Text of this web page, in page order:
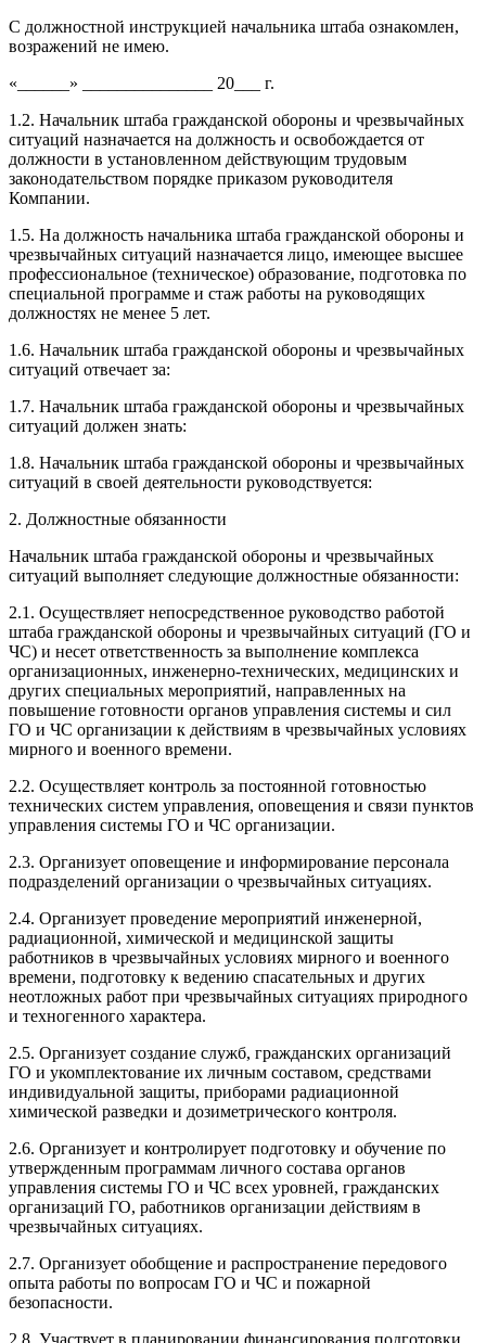
С должностной инструкцией начальника штаба ознакомлен,
возражений не имею.
«______» _______________ 20___ г.
1.2. Начальник штаба гражданской обороны и чрезвычайных
ситуаций назначается на должность и освобождается от
должности в установленном действующим трудовым
законодательством порядке приказом руководителя
Компании.
1.5. На должность начальника штаба гражданской обороны и
чрезвычайных ситуаций назначается лицо, имеющее высшее
профессиональное (техническое) образование, подготовка по
специальной программе и стаж работы на руководящих
должностях не менее 5 лет.
1.6. Начальник штаба гражданской обороны и чрезвычайных
ситуаций отвечает за:
1.7. Начальник штаба гражданской обороны и чрезвычайных
ситуаций должен знать:
1.8. Начальник штаба гражданской обороны и чрезвычайных
ситуаций в своей деятельности руководствуется:
2. Должностные обязанности
Начальник штаба гражданской обороны и чрезвычайных
ситуаций выполняет следующие должностные обязанности:
2.1. Осуществляет непосредственное руководство работой
штаба гражданской обороны и чрезвычайных ситуаций (ГО и
ЧС) и несет ответственность за выполнение комплекса
организационных, инженерно-технических, медицинских и
других специальных мероприятий, направленных на
повышение готовности органов управления системы и сил
ГО и ЧС организации к действиям в чрезвычайных условиях
мирного и военного времени.
2.2. Осуществляет контроль за постоянной готовностью
технических систем управления, оповещения и связи пунктов
управления системы ГО и ЧС организации.
2.3. Организует оповещение и информирование персонала
подразделений организации о чрезвычайных ситуациях.
2.4. Организует проведение мероприятий инженерной,
радиационной, химической и медицинской защиты
работников в чрезвычайных условиях мирного и военного
времени, подготовку к ведению спасательных и других
неотложных работ при чрезвычайных ситуациях природного
и техногенного характера.
2.5. Организует создание служб, гражданских организаций
ГО и укомплектование их личным составом, средствами
индивидуальной защиты, приборами радиационной
химической разведки и дозиметрического контроля.
2.6. Организует и контролирует подготовку и обучение по
утвержденным программам личного состава органов
управления системы ГО и ЧС всех уровней, гражданских
организаций ГО, работников организации действиям в
чрезвычайных ситуациях.
2.7. Организует обобщение и распространение передового
опыта работы по вопросам ГО и ЧС и пожарной
безопасности.
2.8. Участвует в планировании финансирования подготовки